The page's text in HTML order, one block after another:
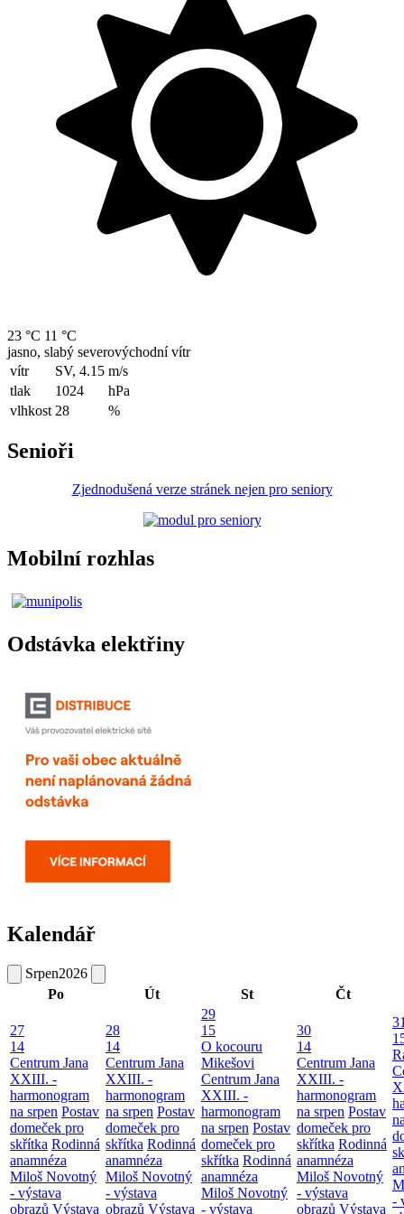
23 °C 11 °C
jasno, slabý severovýchodní vítr
vítr
SV, 4.15 m/s
tlak
1024
hPa
vlhkost 28 %
Senioři
Zjednodušená verze stránek nejen pro seniory
Mobilní rozhlas
Odstávka elektřiny
Kalendář
Srpen2026
Po
Út St Čt
27
14
Centrum Jana
XXIII. -
harmonogram
na srpen Postav
domeček pro
skřítka Rodinná
anamnéza
Miloš Novotný
- výstava
obrazů Výstava
28
14
Centrum Jana
XXIII. -
harmonogram
na srpen Postav
domeček pro
skřítka Rodinná
anamnéza
Miloš Novotný
- výstava
obrazů Výstava
29
15
O kocouru
Mikešovi
Centrum Jana
XXIII. -
harmonogram
na srpen Postav
domeček pro
skřítka Rodinná
anamnéza
Miloš Novotný
- výstava
30
14
Centrum Jana
XXIII. -
harmonogram
na srpen Postav
domeček pro
skřítka Rodinná
anamnéza
Miloš Novotný
- výstava
obrazů Výstava
-